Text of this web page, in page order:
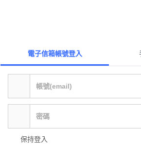
電子信箱帳號登入
保持登入